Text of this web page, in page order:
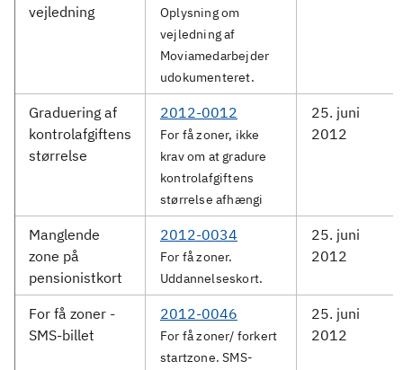
vejledning
Oplysning om
vejledning af
Moviamedarbejder
udokumenteret.
Graduering af
kontrolafgiftens
størrelse
2012-0012
For få zoner, ikke
krav om at gradure
kontrolafgiftens
størrelse afhængi
25. juni
2012
Manglende
zone på
pensionistkort
2012-0034
For få zoner.
Uddannelseskort.
25. juni
2012
For få zoner -
SMS-billet
2012-0046
For få zoner/ forkert
startzone. SMS-
25. juni
2012